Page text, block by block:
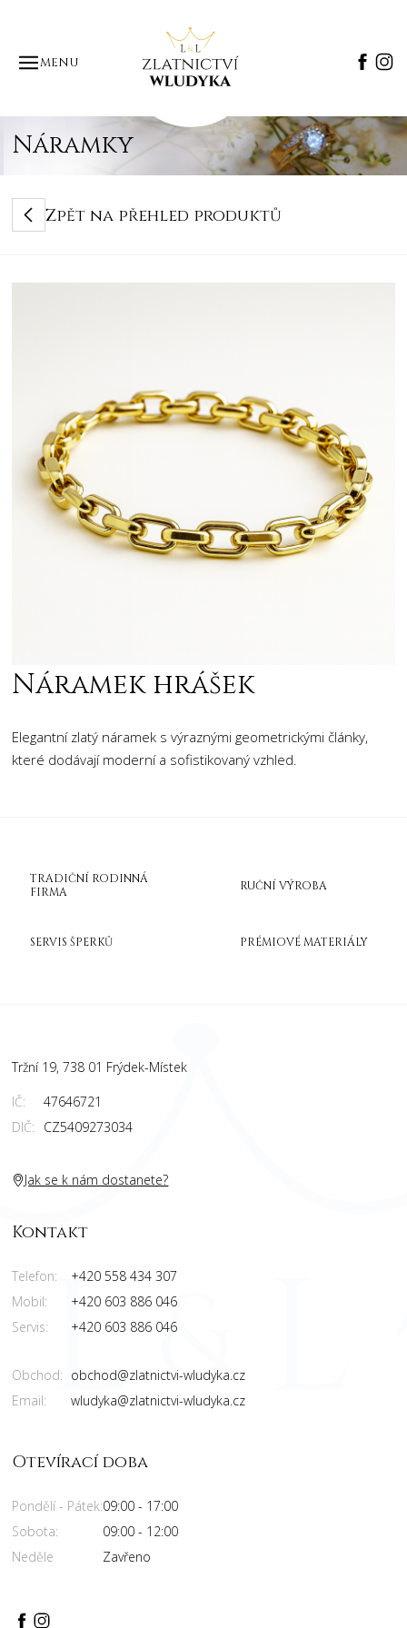
MENU
Náramky
Zpět na přehled produktů
Náramek hrášek
Elegantní zlatý náramek s výraznými geometrickými články,
které dodávají moderní a sofistikovaný vzhled.
TRADIČNÍ RODINNÁ
FIRMA
RUČNÍ VÝROBA
SERVIS ŠPERKŮ PRÉMIOVÉ MATERIÁLY
Tržní 19, 738 01 Frýdek-Místek
IČ:
47646721
DIČ:
CZ5409273034
Jak se k nám dostanete?
Kontakt
Telefon:
+420 558 434 307
Mobil:
+420 603 886 046
Servis:
+420 603 886 046
Obchod: obchod@zlatnictvi-wludyka.cz
Email:
wludyka@zlatnictvi-wludyka.cz
Otevírací doba
Pondělí - Pátek:09:00 - 17:00
Sobota:
09:00 - 12:00
Neděle
Zavřeno